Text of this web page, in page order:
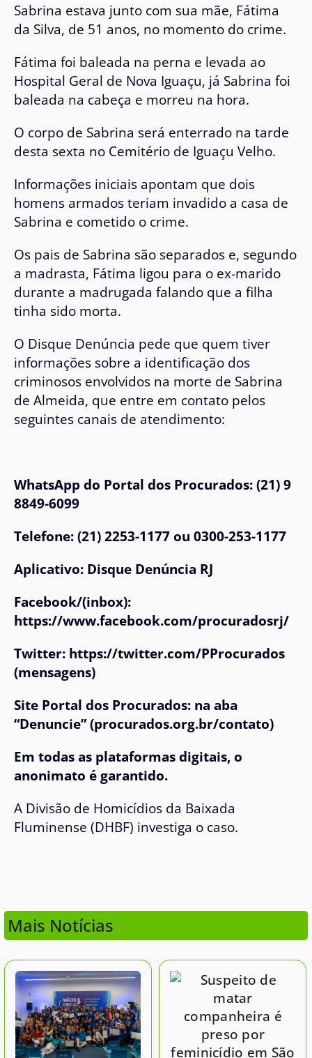
Sabrina estava junto com sua mãe, Fátima
da Silva, de 51 anos, no momento do crime.
Fátima foi baleada na perna e levada ao
Hospital Geral de Nova Iguaçu, já Sabrina foi
baleada na cabeça e morreu na hora.
O corpo de Sabrina será enterrado na tarde
desta sexta no Cemitério de Iguaçu Velho.
Informações iniciais apontam que dois
homens armados teriam invadido a casa de
Sabrina e cometido o crime.
Os pais de Sabrina são separados e, segundo
a madrasta, Fátima ligou para o ex-marido
durante a madrugada falando que a filha
tinha sido morta.
O Disque Denúncia pede que quem tiver
informações sobre a identificação dos
criminosos envolvidos na morte de Sabrina
de Almeida, que entre em contato pelos
seguintes canais de atendimento:
WhatsApp do Portal dos Procurados: (21) 9
8849-6099
Telefone: (21) 2253-1177 ou 0300-253-1177
Aplicativo: Disque Denúncia RJ
Facebook/(inbox):
https://www.facebook.com/procuradosrj/
Twitter: https://twitter.com/PProcurados
(mensagens)
Site Portal dos Procurados: na aba
“Denuncie” (procurados.org.br/contato)
Em todas as plataformas digitais, o
anonimato é garantido.
A Divisão de Homicídios da Baixada
Fluminense (DHBF) investiga o caso.
Mais Notícias